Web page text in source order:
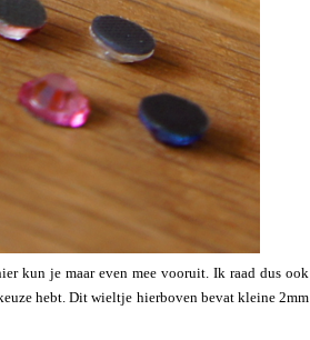
kun je maar even mee vooruit. Ik raad dus ook
hebt. Dit wieltje hierboven bevat kleine 2mm